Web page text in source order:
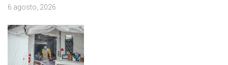
6 agosto, 2026